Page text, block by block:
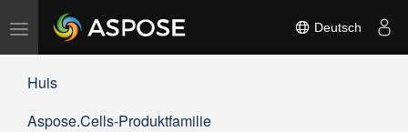
Navigation
umschalten
Deutsch
Huis
Aspose.Cells-Produktfamilie